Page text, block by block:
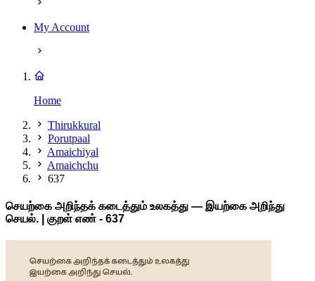
My Account
Home
Thirukkural
Porutpaal
Amaichiyal
Amaichchu
637
செயற்கை அறிந்தக் கடைத்தும் உலகத்து — இயற்கை அறிந்து
செயல். | குறள் எண் - 637